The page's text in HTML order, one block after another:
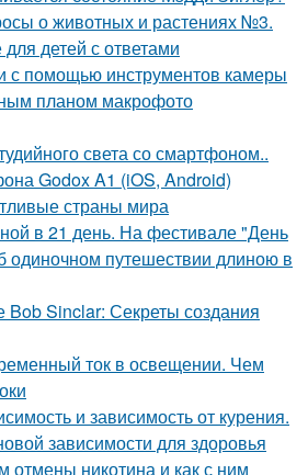
о животных и растениях №3.
детей с ответами
с помощью инструментов камеры
планом макрофото
света со смартфоном..
Godox A1 (iOS, Android)
страны мира
в 21 день. На фестивале "День
одиночном путешествии длиною в
Bob Sinclar: Секреты создания
ток в освещении. Чем
и зависимость от курения.
зависимости для здоровья
отмены никотина и как с ним